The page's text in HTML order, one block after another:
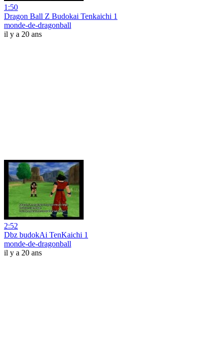
1:50
Dragon Ball Z Budokai Tenkaichi 1
monde-de-dragonball
il y a 20 ans
2:52
Dbz budokAi TenKaichi 1
monde-de-dragonball
il y a 20 ans